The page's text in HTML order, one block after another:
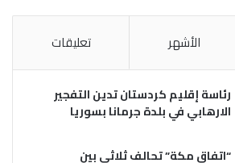
الأشهر تعليقات
رئاسة إقليم كردستان تدين التفجير
الارهابي في بلدة جرمانا بسوريا
“اتفاق مكة” تحالف ثلاثي بين